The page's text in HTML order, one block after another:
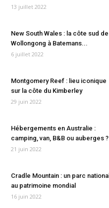
13 juillet 2022
New South Wales : la côte sud de
Wollongong à Batemans...
6 juillet 2022
Montgomery Reef : lieu iconique
sur la côte du Kimberley
29 juin 2022
Hébergements en Australie :
camping, van, B&B ou auberges ?
21 juin 2022
Cradle Mountain : un parc national
au patrimoine mondial
16 juin 2022